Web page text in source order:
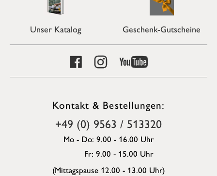
Unser Katalog Geschenk-Gutscheine
Kontakt & Bestellungen:
+49 (0) 9563 / 513320
Mo - Do: 9.00 - 16.00 Uhr
Fr: 9.00 - 15.00 Uhr
(Mittagspause 12.00 - 13.00 Uhr)